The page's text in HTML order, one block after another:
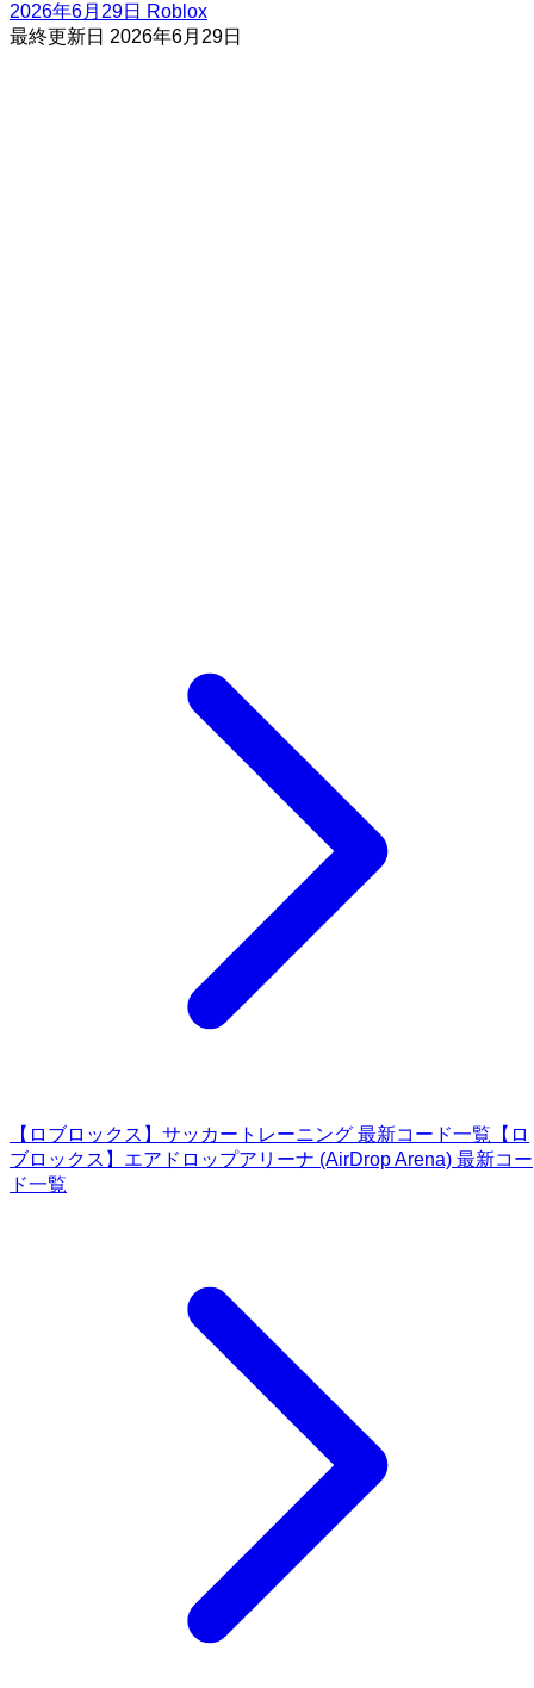
2026年6月29日 Roblox
最終更新日 2026年6月29日
【ロブロックス】サッカートレーニング 最新コード一覧 【ロ
ブロックス】エアドロップアリーナ (AirDrop Arena) 最新コー
ド一覧